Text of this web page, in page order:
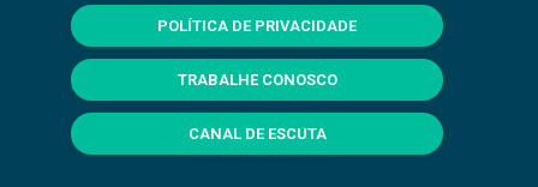
POLÍTICA DE PRIVACIDADE
TRABALHE CONOSCO
CANAL DE ESCUTA